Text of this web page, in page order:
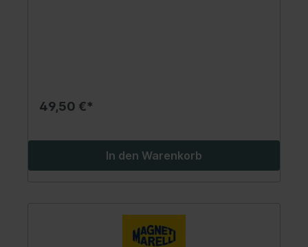
49,50 €*
In den Warenkorb